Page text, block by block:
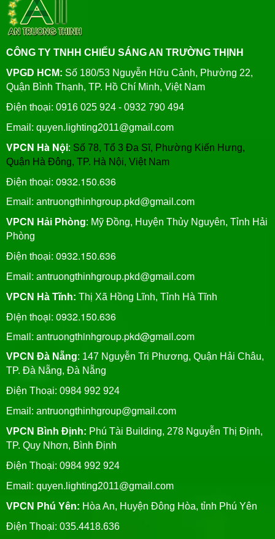
CÔNG TY TNHH CHIẾU SÁNG AN TRƯỜNG THỊNH
VPGD HCM: Số 180/53 Nguyễn Hữu Cảnh, Phường 22,
Quận Bình Thạnh, TP. Hồ Chí Minh, Việt Nam
Điện thoại: 0916 025 924 - 0932 790 494
Email: quyen.lighting2011@gmail.com
VPCN Hà Nội: Số 78, Tổ 3 Đa Sĩ, Phường Kiến Hưng,
Quận Hà Đông, TP. Hà Nội, Việt Nam
Điện thoại: 0932.150.636
Email: antruongthinhgroup.pkd@gmail.com
VPCN Hải Phòng: Mỹ Đồng, Huyện Thủy Nguyên, Tỉnh Hải
Phòng
Điện thoại: 0932.150.636
Email: antruongthinhgroup.pkd@gmail.com
VPCN Hà Tĩnh: Thị Xã Hồng Lĩnh, Tỉnh Hà Tĩnh
Điện thoại: 0932.150.636
Email: antruongthinhgroup.pkd@gmail.com
VPCN Đà Nẵng: 147 Nguyễn Tri Phương, Quận Hải Châu,
TP. Đà Nẵng, Đà Nẵng
Điện Thoại: 0984 992 924
Email: antruongthinhgroup@gmail.com
VPCN Bình Định: Phú Tài Building, 278 Nguyễn Thị Định,
TP. Quy Nhơn, Bình Định
Điện Thoại: 0984 992 924
Email: quyen.lighting2011@gmail.com
VPCN Phú Yên: Hòa An, Huyện Đông Hòa, tỉnh Phú Yên
Điện Thoại: 035.4418.636